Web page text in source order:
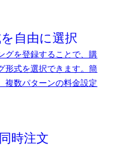
自由に選択
グを登録することで、購
形式を選択できます。簡
複数パターンの料金設定
同時注文